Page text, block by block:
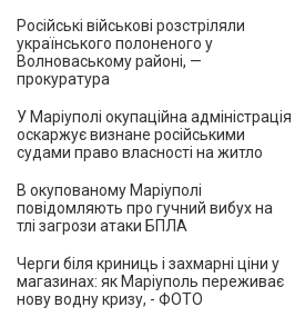
Російські військові розстріляли
українського полоненого у
Волноваському районі, —
прокуратура
У Маріуполі окупаційна адміністрація
оскаржує визнане російськими
судами право власності на житло
В окупованому Маріуполі
повідомляють про гучний вибух на
тлі загрози атаки БПЛА
Черги біля криниць і захмарні ціни у
магазинах: як Маріуполь переживає
нову водну кризу, - ФОТО